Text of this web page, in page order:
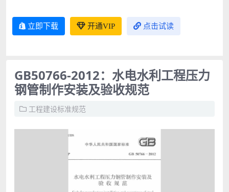
立即下载 开通VIP 点击试读
GB50766-2012：水电水利工程压力
钢管制作安装及验收规范
工程建设标准规范